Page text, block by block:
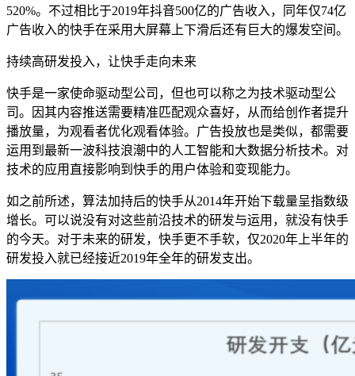
520%。不过相比于2019年抖音500亿的广告收入，同年仅74亿
广告收入的快手在采用大屏幕上下滑后还有巨大的爆发空间。
持续高研发投入，让快手走向未来
快手是一家使命驱动型公司，但也可以称之为技术驱动型公
司。因其内容推送需要精准匹配观众喜好，从而给创作者提升
播放量，为观看者优化观看体验。广告投放也是类似，都需要
运用到最新一波科技浪潮中的人工智能和大数据分析技术。对
技术的应用直接影响到快手的用户体验和变现能力。
如之前所述，算法加持后的快手从2014年开始下载量呈指数级
增长。可以说没有对这些前沿技术的研发与运用，就没有快手
的今天。对于未来的研发，快手更不手软，仅2020年上半年的
研发投入就已经接近2019年全年的研发支出。